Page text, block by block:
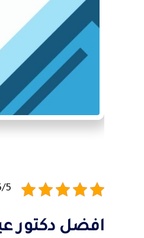
5/5 -
افضل دكتور